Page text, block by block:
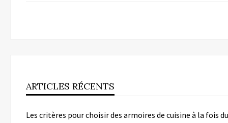
ARTICLES RÉCENTS
Les critères pour choisir des armoires de cuisine à la fois